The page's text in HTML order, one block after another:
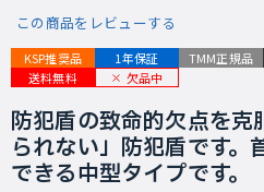
この商品をレビューする
KSP推奨品 1年保証 TMM正規品
送料無料
欠品中
防犯盾の致命的欠点を
られない」防犯盾です。
できる中型タイプです。